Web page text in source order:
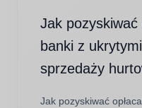
Jak pozyskiwać
banki z
sprzedaży
Jak pozyskiwać